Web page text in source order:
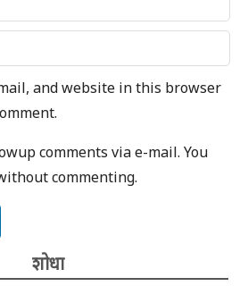
and website in this browser
comments via e-mail. You
commenting.
शोधा